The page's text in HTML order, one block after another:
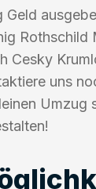
Geld
Rothschild
Cesky
uns
Umzug